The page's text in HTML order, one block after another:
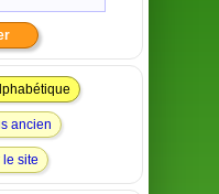
ancien
site